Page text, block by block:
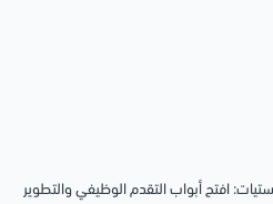
افتح أبواب التقدم الوظيفي والتطوير